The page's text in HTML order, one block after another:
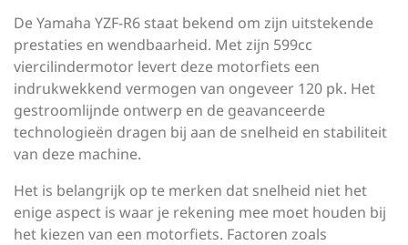
De Yamaha YZF-R6 staat bekend om zijn uitstekende
prestaties en wendbaarheid. Met zijn 599cc
viercilindermotor levert deze motorfiets een
indrukwekkend vermogen van ongeveer 120 pk. Het
gestroomlijnde ontwerp en de geavanceerde
technologieën dragen bij aan de snelheid en stabiliteit
van deze machine.
Het is belangrijk op te merken dat snelheid niet het
enige aspect is waar je rekening mee moet houden bij
het kiezen van een motorfiets. Factoren zoals